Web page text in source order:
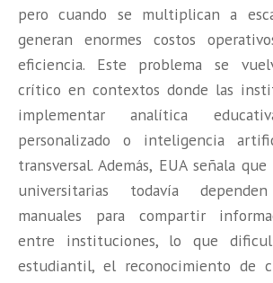
pero cuando se multiplican a
generan enormes costos
eficiencia. Este problema se
crítico en contextos donde las
implementar analítica
personalizado o inteligencia
transversal. Además, EUA señala
universitarias todavía
manuales para compartir
entre instituciones, lo que
estudiantil, el reconocimiento de